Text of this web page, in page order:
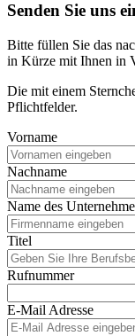
Senden Sie uns
Bitte füllen Sie das
in Kürze mit Ihnen in
Die mit einem
Pflichtfelder.
Vorname
Nachname
Name des
Titel
Rufnummer
E-Mail Adresse